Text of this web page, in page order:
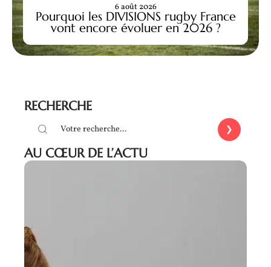
Pourquoi les DIVISIONS rugby France
vont encore évoluer en 2026 ?
6 août 2026
RECHERCHE
AU CŒUR DE L’ACTU